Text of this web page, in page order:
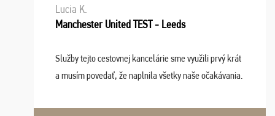
Lucia K.
Manchester United TEST - Leeds
Služby tejto cestovnej kancelárie sme využili prvý krát
a musím povedať, že naplnila všetky naše očakávania.
dispozícii nonstop (milí, profesionálni ...